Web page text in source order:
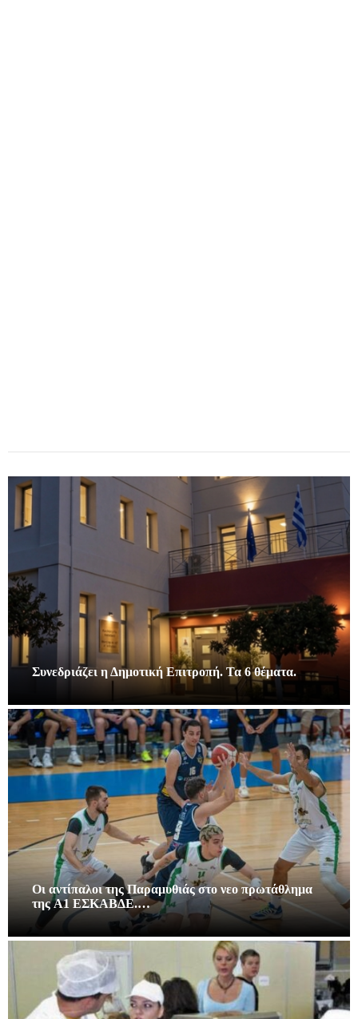
Συνεδριάζει η Δημοτική Επιτροπή. Τα 6 θέματα.
Οι αντίπαλοι της Παραμυθιάς στο νεο πρωτάθλημα
της A1 ΕΣΚΑΒΔΕ.…